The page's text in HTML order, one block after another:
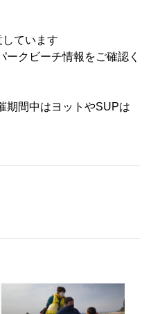
ています
クビーチ情報をご確認く
期間中はヨットやSUPは